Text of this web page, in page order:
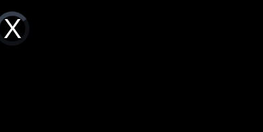
Video
Player
loading.